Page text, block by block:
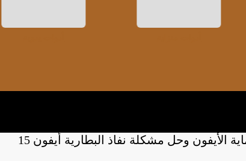
الأيفون وحل مشكلة نفاذ البطارية أيفون 15